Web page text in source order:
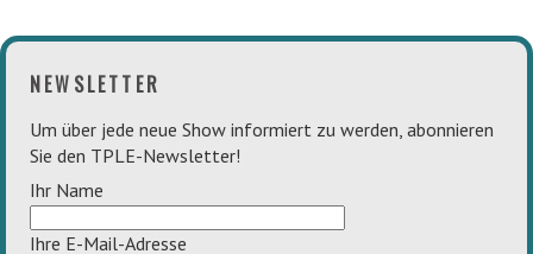
NEWSLETTER
Um über jede neue Show informiert zu werden, abonnieren
Sie den TPLE-Newsletter!
Ihr Name
Ihre E-Mail-Adresse